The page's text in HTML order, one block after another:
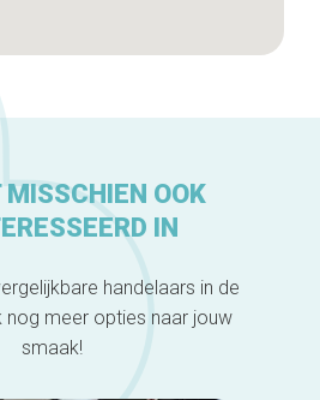
OOK
IN
handelaars in de
nog meer opties naar jouw
smaak!